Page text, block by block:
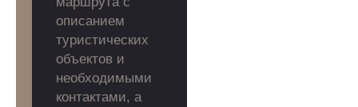
описанием
туристических
объектов и
необходимыми
контактами, а